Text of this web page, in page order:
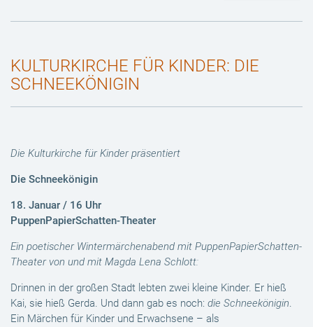
KULTURKIRCHE FÜR KINDER: DIE
SCHNEEKÖNIGIN
Die Kulturkirche für Kinder präsentiert
Die Schneekönigin
18. Januar / 16 Uhr
PuppenPapierSchatten-Theater
Ein poetischer Wintermärchenabend mit PuppenPapierSchatten-
Theater von und mit Magda Lena Schlott:
Drinnen in der großen Stadt lebten zwei kleine Kinder. Er hieß
Kai, sie hieß Gerda. Und dann gab es noch: die Schneekönigin.
Ein Märchen für Kinder und Erwachsene – als